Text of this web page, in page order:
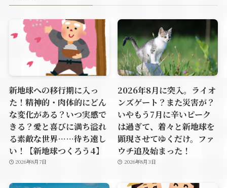
新地球への移行期に入っ
た！精神的・肉体的にどん
な変化がある？いつ実感で
きる？愛と喜びに満ち溢れ
る素敵な世界……待ち遠し
い！【新地球つくろう4】
2026年8月7日
2026年8月に突入。ライオ
ンズゲート？また災害が？
いやもう7月に辛いピーク
は過ぎて、着々と新地球を
顕現させてゆくだけ。ファ
ウチ追及始まった！
2026年8月3日